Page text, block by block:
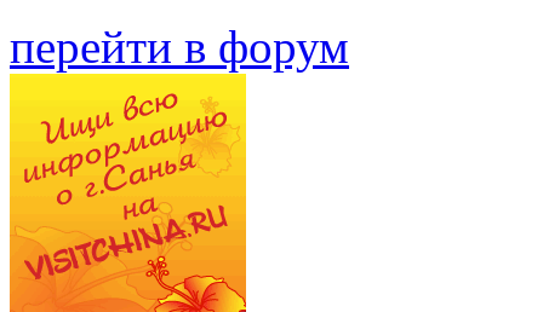
перейти в форум